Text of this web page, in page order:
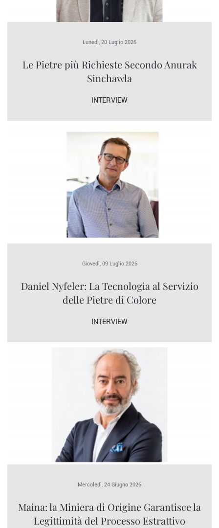
Lunedì, 20 Luglio 2026
Le Pietre più Richieste Secondo Anurak
Sinchawla
INTERVIEW
Giovedì, 09 Luglio 2026
Daniel Nyfeler: La Tecnologia al Servizio
delle Pietre di Colore
INTERVIEW
Mercoledì, 24 Giugno 2026
Maina: la Miniera di Origine Garantisce la
Legittimità del Processo Estrattivo